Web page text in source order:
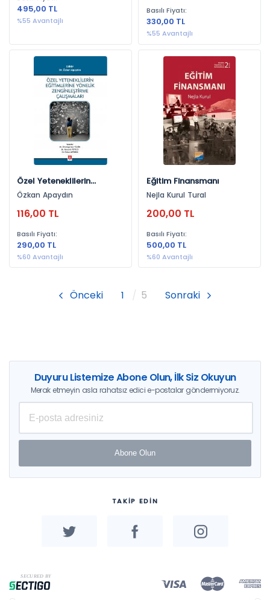
495,00 TL
%55 Avantajlı
Basılı Fiyatı:
330,00 TL
%55 Avantajlı
Özel Yeteneklilerin
Eğitimlerine Yönelik
Zenginleştirme
Çalışmaları Özkan
Özkan Apaydın
116,00 TL
Basılı Fiyatı:
290,00 TL
%60 Avantajlı
Eğitim Finansmanı
Nejla Kurul Tural
200,00 TL
Basılı Fiyatı:
500,00 TL
%60 Avantajlı
Önceki 1 5 Sonraki
Duyuru Listemize Abone Olun, İlk Siz Okuyun
Merak etmeyin asla rahatsız edici e-postalar göndermiyoruz.
Abone Olun
TAKİP EDİN